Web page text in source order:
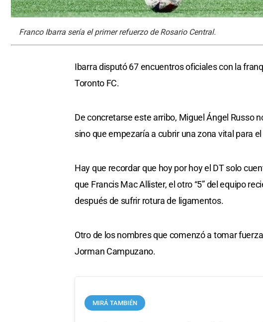
Franco Ibarra sería el primer refuerzo de Rosario Central.
Ibarra disputó 67 encuentros oficiales con la
Toronto FC.
De concretarse este arribo, Miguel Ángel Russo
sino que empezaría a cubrir una zona vital para
Hay que recordar que hoy por hoy el DT solo
que Francis Mac Allister, el otro “5” del equipo
después de sufrir rotura de ligamentos.
Otro de los nombres que comenzó a tomar
Jorman Campuzano.
MIRÁ TAMBIÉN